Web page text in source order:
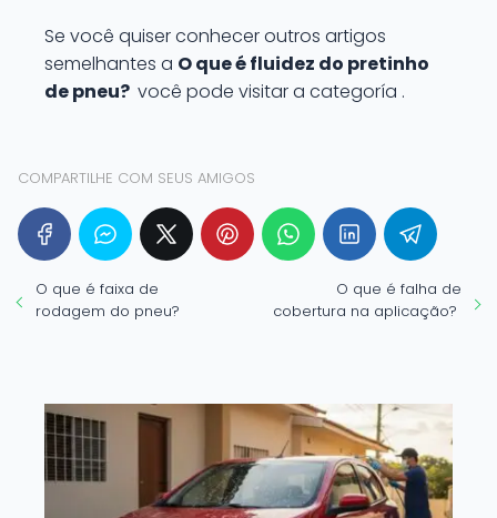
Se você quiser conhecer outros artigos
semelhantes a O que é fluidez do pretinho
de pneu? você pode visitar a categoría .
COMPARTILHE COM SEUS AMIGOS
O que é faixa de
rodagem do pneu?
O que é falha de
cobertura na aplicação?